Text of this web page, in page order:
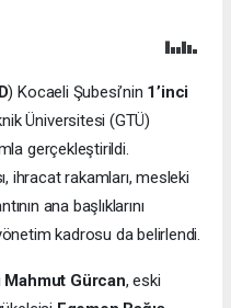
) Kocaeli Şubesi’nin 1’inci
Üniversitesi (GTÜ)
gerçekleştirildi.
ihracat rakamları, mesleki
ana başlıklarını
kadrosu da belirlendi.
Mahmut Gürcan, eski